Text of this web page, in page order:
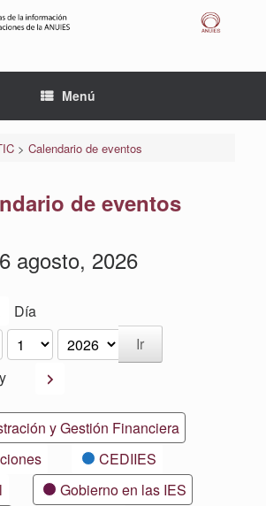
Menú
> Calendario de eventos
de eventos
6 agosto, 2026
Día
Siguiente
y Gestión Financiera
CEDIIES
Gobierno en las IES